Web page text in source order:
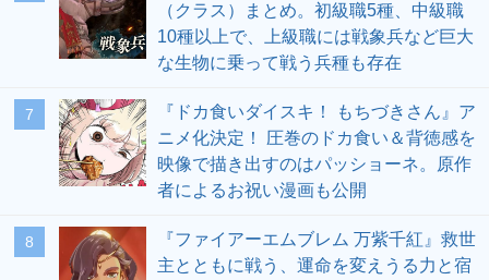
（クラス）まとめ。初級職5種、中級職
10種以上で、上級職には戦象兵など巨大
な生物に乗って戦う兵種も存在
7
『ドカ食いダイスキ！ もちづきさん』ア
ニメ化決定！ 圧巻のドカ食い＆背徳感を
映像で描き出すのはパッショーネ。原作
者によるお祝い漫画も公開
8
『ファイアーエムブレム 万紫千紅』救世
主とともに戦う、運命を変えうる力と宿